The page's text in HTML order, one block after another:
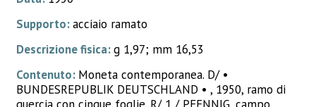
Supporto:acciaio ramato
Descrizione fisica:g 1,97; mm 16,53
Contenuto: Moneta contemporanea. D/ •
BUNDESREPUBLIK DEUTSCHLAND • , 1950, ramo di